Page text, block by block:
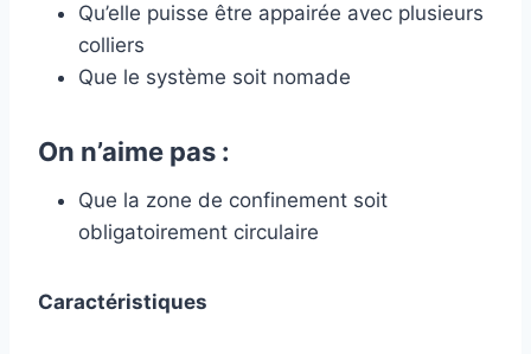
Qu’elle puisse être appairée avec plusieurs
colliers
Que le système soit nomade
On n’aime pas :
Que la zone de confinement soit
obligatoirement circulaire
Caractéristiques